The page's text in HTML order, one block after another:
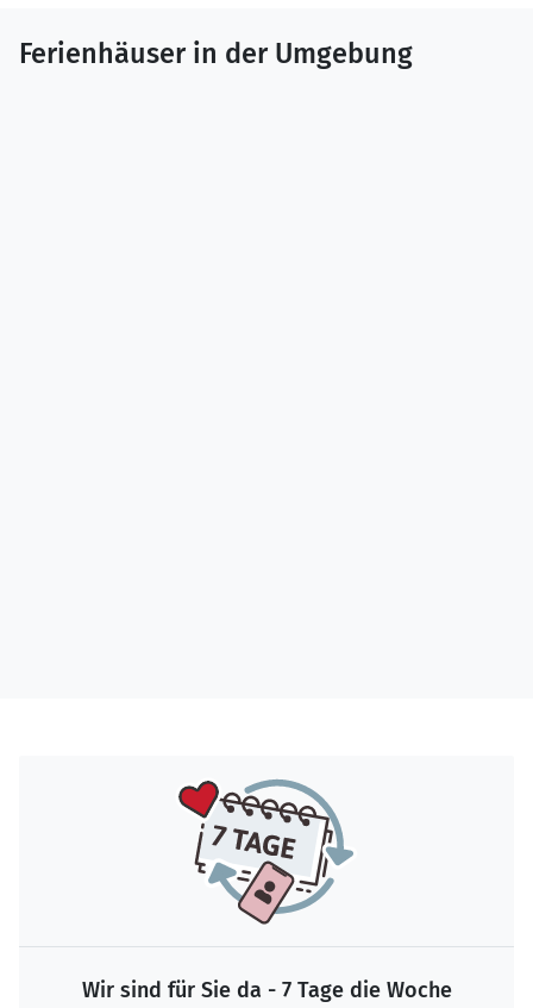
Ferienhäuser in der Umgebung
Wir sind für Sie da - 7 Tage die Woche